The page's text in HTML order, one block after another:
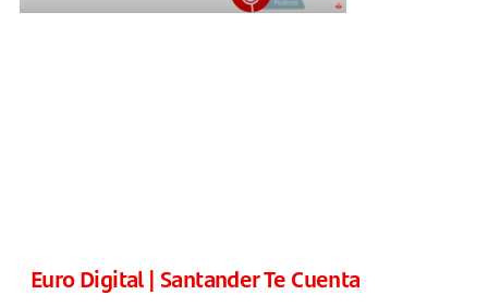
Euro Digital | Santander Te Cuenta